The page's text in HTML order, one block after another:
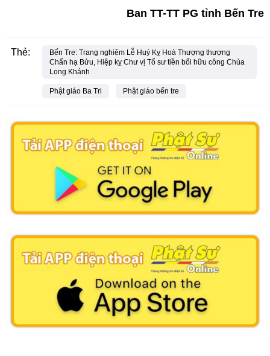
Ban TT-TT PG tỉnh Bến Tre
Thẻ:
Bến Tre: Trang nghiêm Lễ Huý Kỵ Hoà Thượng thượng
Chấn hạ Bửu, Hiệp kỵ Chư vị Tổ sư tiền bối hữu công Chùa
Long Khánh
Phật giáo Ba Tri Phật giáo bến tre